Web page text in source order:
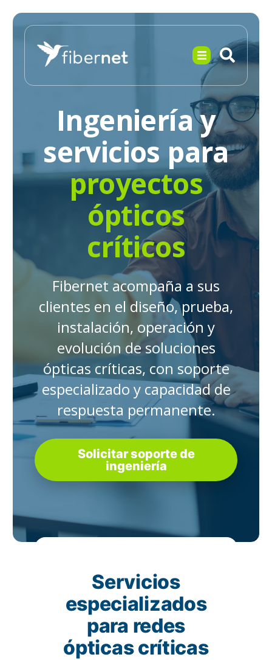
Ingeniería y
servicios para
proyectos
ópticos
críticos
Fibernet acompaña a sus
clientes en el diseño, prueba,
instalación, operación y
evolución de soluciones
ópticas críticas, con soporte
especializado y capacidad de
respuesta permanente.
Solicitar soporte de
ingeniería
Servicios
especializados
para redes
ópticas críticas